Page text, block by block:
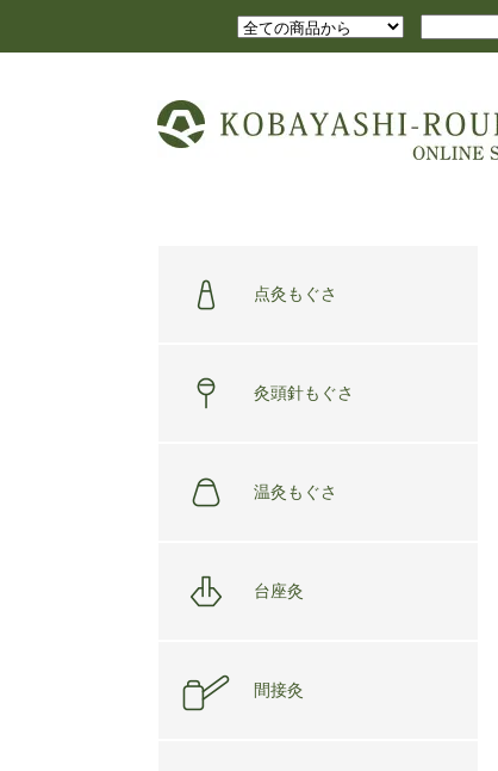
点灸もぐさ
灸頭針もぐさ
温灸もぐさ
台座灸
間接灸